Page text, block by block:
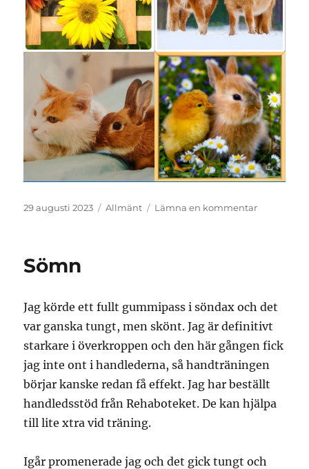
Publicerat
29 augusti 2023 Kategorier
Allmänt Lämna en kommentartill
Sömn
Jag körde ett fullt gummipass i söndax och det
var ganska tungt, men skönt. Jag är definitivt
starkare i överkroppen och den här gången fick
jag inte ont i handlederna, så handträningen
börjar kanske redan få effekt. Jag har beställt
handledsstöd från Rehaboteket. De kan hjälpa
till lite xtra vid träning.
Igår promenerade jag och det gick tungt och